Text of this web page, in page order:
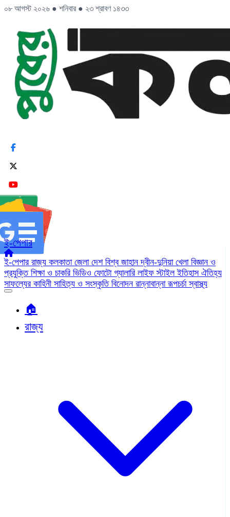
০৮ আগস্ট ২০২৬ ● শনিবার ● ২৩ শ্রাবণ ১৪৩৩
ই-পেপার
ই-পেপার রাজ্য কলকাতা জেলা দেশ বিশ্ব জাহানদ্বীন-দুনিয়া খেলা বিজ্ঞান ও
প্রযুক্তি শিক্ষা ও চাকরি ভিডিও ফোটো গ্যালারি লাইফ স্টাইলইতিহাস ঐতিহ্য
সাফল্যের কাহিনী সাহিত্য ও সংস্কৃতি বিনোদন রান্নাবান্নারূপচর্চাস্বাস্থ্য
🏠︎
রাজ্য